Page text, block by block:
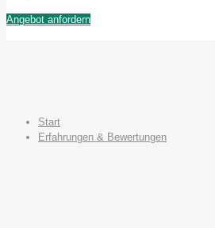
Angebot anfordern
Start
Erfahrungen & Bewertungen